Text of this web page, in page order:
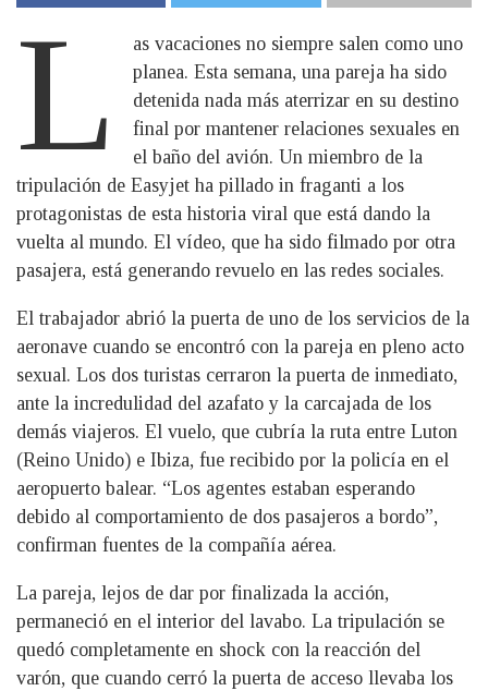
L
as vacaciones no siempre salen como uno
planea. Esta semana, una pareja ha sido
detenida nada más aterrizar en su destino
final por mantener relaciones sexuales en
el baño del avión. Un miembro de la
tripulación de Easyjet ha pillado in fraganti a los
protagonistas de esta historia viral que está dando la
vuelta al mundo. El vídeo, que ha sido filmado por otra
pasajera, está generando revuelo en las redes sociales.
El trabajador abrió la puerta de uno de los servicios de la
aeronave cuando se encontró con la pareja en pleno acto
sexual. Los dos turistas cerraron la puerta de inmediato,
ante la incredulidad del azafato y la carcajada de los
demás viajeros. El vuelo, que cubría la ruta entre Luton
(Reino Unido) e Ibiza, fue recibido por la policía en el
aeropuerto balear. “Los agentes estaban esperando
debido al comportamiento de dos pasajeros a bordo”,
confirman fuentes de la compañía aérea.
La pareja, lejos de dar por finalizada la acción,
permaneció en el interior del lavabo. La tripulación se
quedó completamente en shock con la reacción del
varón, que cuando cerró la puerta de acceso llevaba los